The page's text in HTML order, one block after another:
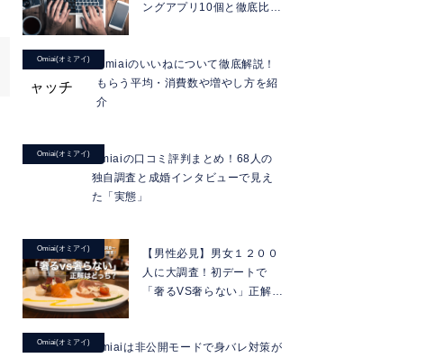
ングアプリ10個と徹底比
Omiai(オミアイ)
Omiaiのいいねについて徹底解説！
もらう平均・消費数や増やし方を紹
介
Omiai(オミアイ)
Omiaiの口コミ評判まとめ！68人の
独自調査と成婚インタビューで見え
た「実態」
Omiai(オミアイ)
【男性必見】男女１２００
人に大調査！初デートで
「奢るVS奢らない」正解は
Omiai(オミアイ)
Omiaiは非公開モードで身バレ対策が